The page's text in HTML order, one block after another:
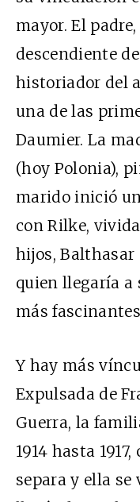
mayor. El
descendiente
historiador del
una de las
Daumier. La
(hoy Polonia),
marido inició
con Rilke,
hijos, Balthasar
quien llegaría a
más
Y hay más
Expulsada de
Guerra, la
1914 hasta
separa y ella se